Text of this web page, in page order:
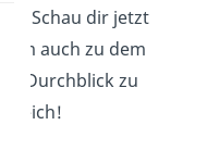
Schau dir jetzt
um auch zu dem
Durchblick zu
gleich!